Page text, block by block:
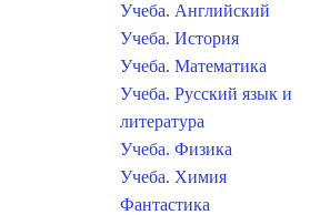
Учеба. Английский
Учеба. История
Учеба. Математика
Учеба. Русский язык и
литература
Учеба. Физика
Учеба. Химия
Фантастика